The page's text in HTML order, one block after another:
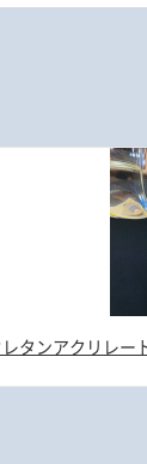
レタンアクリレー